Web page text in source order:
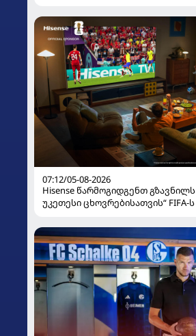
07:12/05-08-2026
Hisense წარმოგიდგენთ გზავნილს
უკეთესი ცხოვრებისათვის“